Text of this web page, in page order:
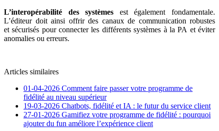
L’interopérabilité des systèmes est également fondamentale.
L’éditeur doit ainsi offrir des canaux de communication robustes
et sécurisés pour connecter les différents systèmes à la PA et éviter
anomalies ou erreurs.
Articles similaires
01-04-2026 Comment faire passer votre programme de
fidélité au niveau supérieur
19-03-2026 Chatbots, fidélité et IA : le futur du service client
27-01-2026 Gamifiez votre programme de fidélité : pourquoi
ajouter du fun améliore l’expérience client